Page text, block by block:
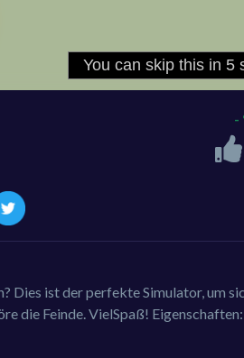
-
Dies ist der perfekte Simulator, um
die Feinde. VielSpaß! Eigenschaften: